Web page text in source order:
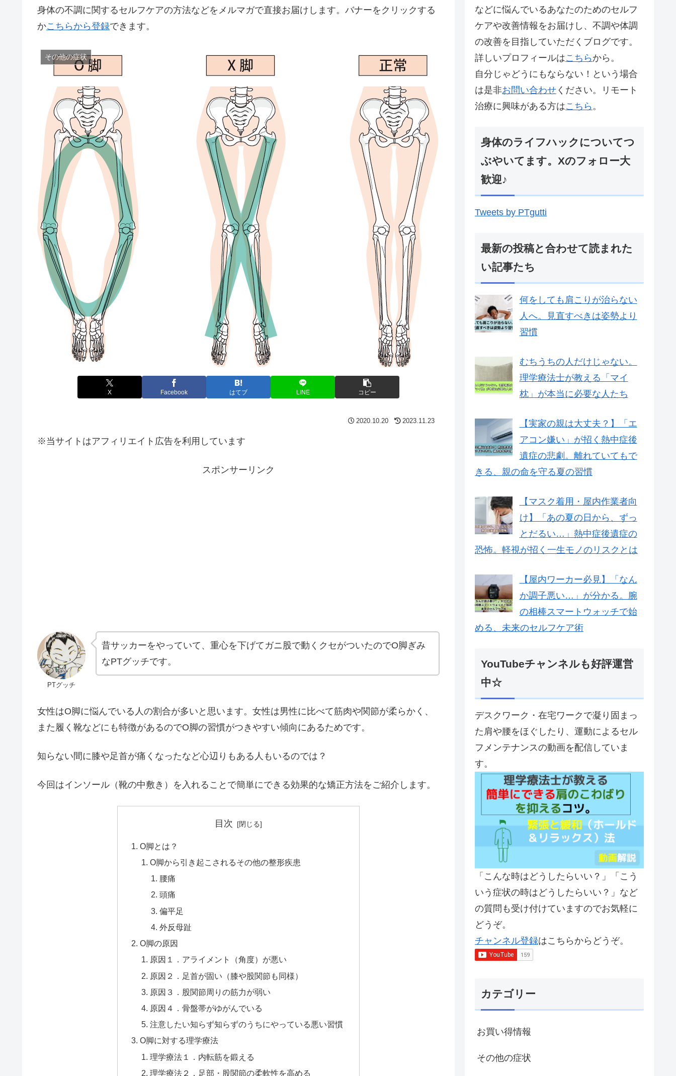
身体の不調に関するセルフケアの方法などをメルマガで直接お届けします。バナーをクリックする
かこちらから登録できます。
その他の症状
X Facebook はてブ LINE コピー
2020.10.20 2023.11.23
※当サイトはアフィリエイト広告を利用しています
スポンサーリンク
PTグッチ
昔サッカーをやっていて、重心を下げてガニ股で動くクセがついたのでO脚ぎみ
なPTグッチです。
女性はO脚に悩んでいる人の割合が多いと思います。女性は男性に比べて筋肉や関節が柔らかく、
また履く靴などにも特徴があるのでO脚の習慣がつきやすい傾向にあるためです。
知らない間に膝や足首が痛くなったなど心辺りもある人もいるのでは？
今回はインソール（靴の中敷き）を入れることで簡単にできる効果的な矯正方法をご紹介します。
目次
O脚とは？
O脚から引き起こされるその他の整形疾患
腰痛
頭痛
偏平足
外反母趾
O脚の原因
原因１．アライメント（角度）が悪い
原因２．足首が固い（膝や股関節も同様）
原因３．股関節周りの筋力が弱い
原因４．骨盤帯がゆがんでいる
注意したい知らず知らずのうちにやっている悪い習慣
O脚に対する理学療法
理学療法１．内転筋を鍛える
理学療法２．足部・股関節の柔軟性を高める
などに悩んでいるあなたのためのセルフ
ケアや改善情報をお届けし、不調や体調
の改善を目指していただくブログです。
詳しいプロフィールはこちら から。
自分じゃどうにもならない！という場合
は是非お問い合わせ ください。リモート
治療に興味がある方はこちら 。
身体のライフハックについてつ
ぶやいてます。Xのフォロー大
歓迎♪
Tweets by PTgutti
最新の投稿と合わせて読まれた
い記事たち
何をしても肩こりが治らない
人へ。見直すべきは姿勢より
習慣
むちうちの人だけじゃない。
理学療法士が教える「マイ
枕」が本当に必要な人たち
【実家の親は大丈夫？】「エ
アコン嫌い」が招く熱中症後
遺症の悲劇。離れていてもで
きる、親の命を守る夏の習慣
【マスク着用・屋内作業者向
け】「あの夏の日から、ずっ
とだるい…」熱中症後遺症の
恐怖。軽視が招く一生モノのリスクとは
【屋内ワーカー必見】「なん
か調子悪い…」が分かる。腕
の相棒スマートウォッチで始
める、未来のセルフケア術
YouTubeチャンネルも好評運営
中☆
デスクワーク・在宅ワークで凝り固まっ
た肩や腰をほぐしたり、運動によるセル
フメンテナンスの動画を配信していま
す。
「こんな時はどうしたらいい？」「こう
いう症状の時はどうしたらいい？」など
の質問も受け付けていますのでお気軽に
どうぞ。
チャンネル登録はこちらからどうぞ。
カテゴリー
お買い得情報
その他の症状